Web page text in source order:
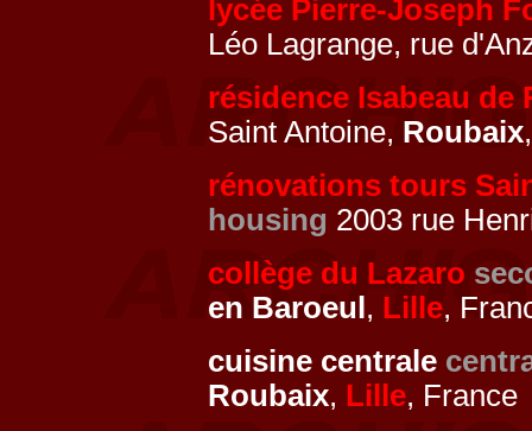
lycée Pierre-Joseph
Léo Lagrange, rue
résidence Isabeau de
Saint Antoine, Roubaix
rénovations tours
housing 2003 rue
collège du Lazaro
en Baroeul , Lille,
cuisine centrale
Roubaix, Lille, France